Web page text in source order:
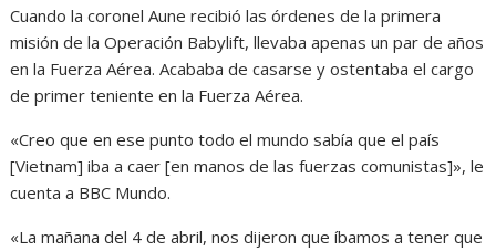
Cuando la coronel Aune recibió las órdenes de la primera
misión de la Operación Babylift, llevaba apenas un par de años
en la Fuerza Aérea. Acababa de casarse y ostentaba el cargo
de primer teniente en la Fuerza Aérea.
«Creo que en ese punto todo el mundo sabía que el país
[Vietnam] iba a caer [en manos de las fuerzas comunistas]», le
cuenta a BBC Mundo.
«La mañana del 4 de abril, nos dijeron que íbamos a tener que